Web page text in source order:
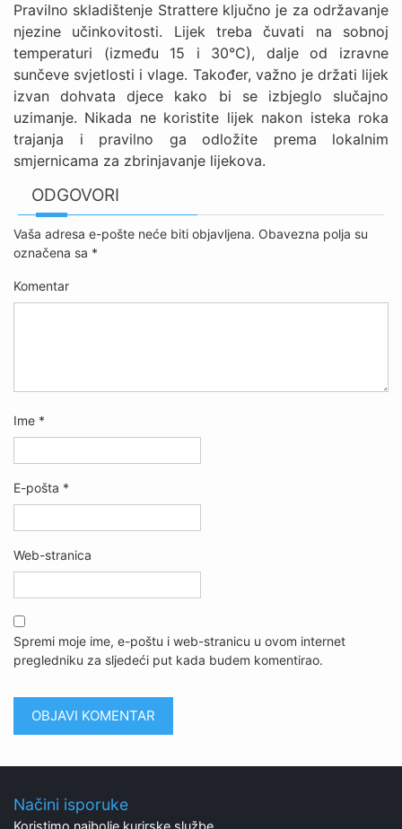
Pravilno skladištenje Strattere ključno je za održavanje
njezine učinkovitosti. Lijek treba čuvati na sobnoj
temperaturi (između 15 i 30°C), dalje od izravne
sunčeve svjetlosti i vlage. Također, važno je držati lijek
izvan dohvata djece kako bi se izbjeglo slučajno
uzimanje. Nikada ne koristite lijek nakon isteka roka
trajanja i pravilno ga odložite prema lokalnim
smjernicama za zbrinjavanje lijekova.
ODGOVORI
Vaša adresa e-pošte neće biti objavljena. Obavezna polja su
označena sa *
Komentar
Ime *
E-pošta *
Web-stranica
Spremi moje ime, e-poštu i web-stranicu u ovom internet
pregledniku za sljedeći put kada budem komentirao.
Načini isporuke